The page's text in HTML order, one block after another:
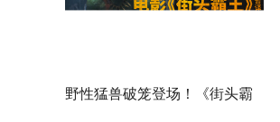
野性猛兽破笼登场！《街头霸